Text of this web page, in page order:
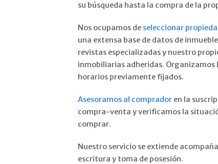
su búsqueda hasta la compra de la
Nos ocupamos de seleccionar
una extensa base de datos de
revistas especializadas y nuestro
inmobiliarias adheridas. Organizamos
horarios previamente fijados.
Asesoramos al comprador en la
compra-venta y verificamos la
comprar.
Nuestro servicio se extiende
escritura y toma de posesión.